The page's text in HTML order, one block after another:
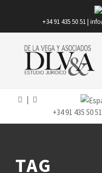
+34 91 435 50 51 |
+34 91 435 50 51 |
TAG